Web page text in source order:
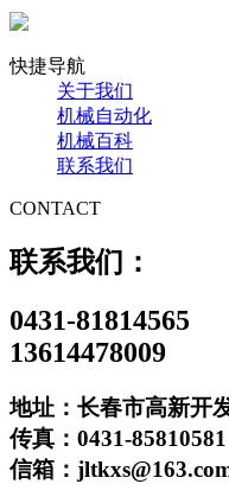
快捷导航
关于我们
机械自动化
机械百科
联系我们
CONTACT
联系我们：
0431-81814565
13614478009
地址：长春市高新开
传真：0431-85810581
信箱：